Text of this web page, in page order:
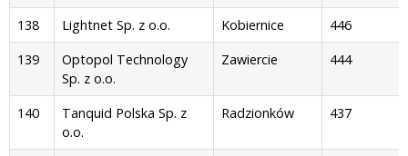
138 Lightnet Sp. z o.o. Kobiernice
446
139
Optopol Technology
Sp. z o.o.
Zawiercie 444
140
Tanquid Polska Sp. z
o.o.
Radzionków 437